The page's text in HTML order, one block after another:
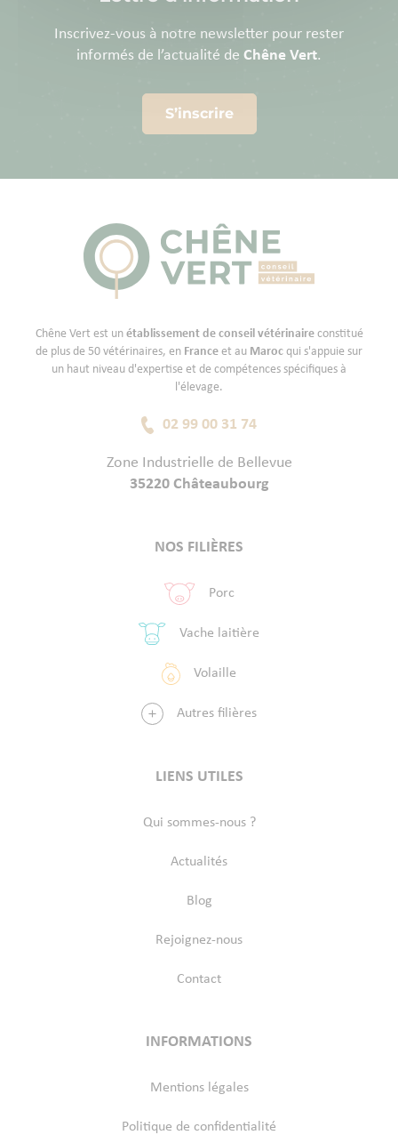
Inscrivez-vous à notre newsletter pour rester
informés de l’actualité de Chêne Vert.
S’inscrire
Chêne Vert est un établissement de conseil vétérinaireconstitué
de plus de 50 vétérinaires, en France et au Maroc qui s'appuie sur
un haut niveau d'expertise et de compétences spécifiques à
l'élevage.
02 99 00 31 74
Zone Industrielle de Bellevue
35220 Châteaubourg
NOS FILIÈRES
Porc
Vache laitière
Volaille
Autres filières
LIENS UTILES
Qui sommes-nous ?
Actualités
Blog
Rejoignez-nous
Contact
INFORMATIONS
Mentions légales
Politique de confidentialité